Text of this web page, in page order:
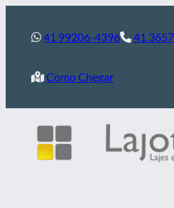
para
conteúdo
41 99206-4396 41
Como Chegar